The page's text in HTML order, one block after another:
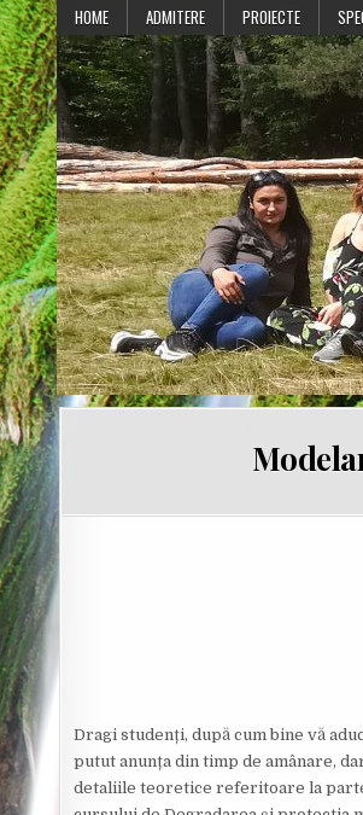
Skip
to
content
HOME ADMITERE PROIECTE
Dragi studenți, după cum bine vă
putut anunța din timp de amânare,
detaliile teoretice referitoare la